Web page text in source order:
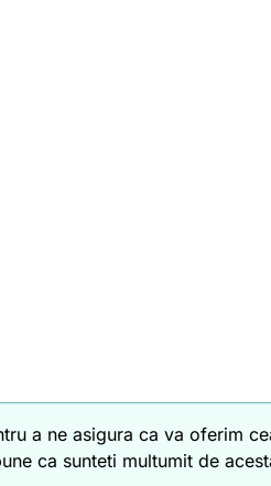
a ne asigura ca va oferim
ca sunteti multumit de